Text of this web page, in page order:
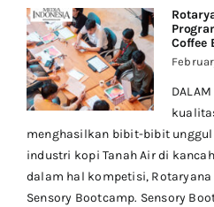
Coffee
menghasilkan bibit-bibit
industri kopi Tanah Air di
dalam hal kompetisi, Rotaryana
Sensory Bootcamp. Sensory